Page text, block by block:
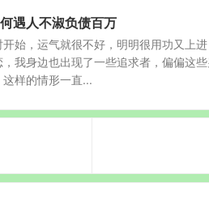
遇人不淑负债百万
开始，运气就很不好，明明很用功又上
我身边也出现了一些追求者，偏偏这
样的情形一直...